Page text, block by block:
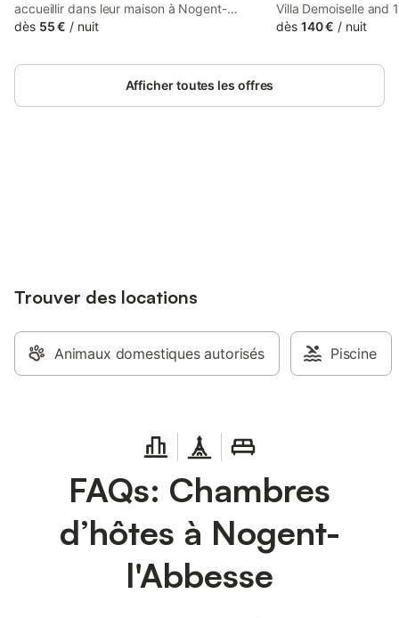
accueillir dans leur maison à Nogent-
l'Abbesse, située à 10 km de la ville de
vous parlera de l'élaboration du
Champagne. Vente de Champagne sur
dès 55 € / nuit
Villa Demoiselle and
Champagne
air-conditioned
dès 140 € / nuit
Afficher toutes les offres
Trouver des locations
Animaux domestiques autorisés Piscine
FAQs: Chambres
d’hôtes à Nogent-
l'Abbesse